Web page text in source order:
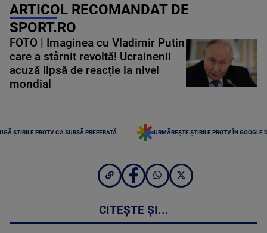
ARTICOL RECOMANDAT DE
SPORT.RO
FOTO | Imaginea cu Vladimir Putin
care a stârnit revoltă! Ucrainenii
acuză lipsă de reacție la nivel
mondial
ȘTIRILE PROTV CA SURSĂ PREFERATĂ URMĂREȘTE ȘTIRILE PROTV ÎN GOOGLE
CITEȘTE ȘI...